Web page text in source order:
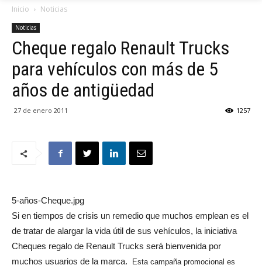
Inicio Noticias
Noticias
Cheque regalo Renault Trucks
para vehículos con más de 5
años de antigüedad
27 de enero 2011 1257
5-años-Cheque.jpg
Si en tiempos de crisis un remedio que muchos emplean es el
de tratar de alargar la vida útil de sus vehículos, la iniciativa
Cheques regalo de Renault Trucks será bienvenida por
muchos usuarios de la marca.
Esta campaña promocional es